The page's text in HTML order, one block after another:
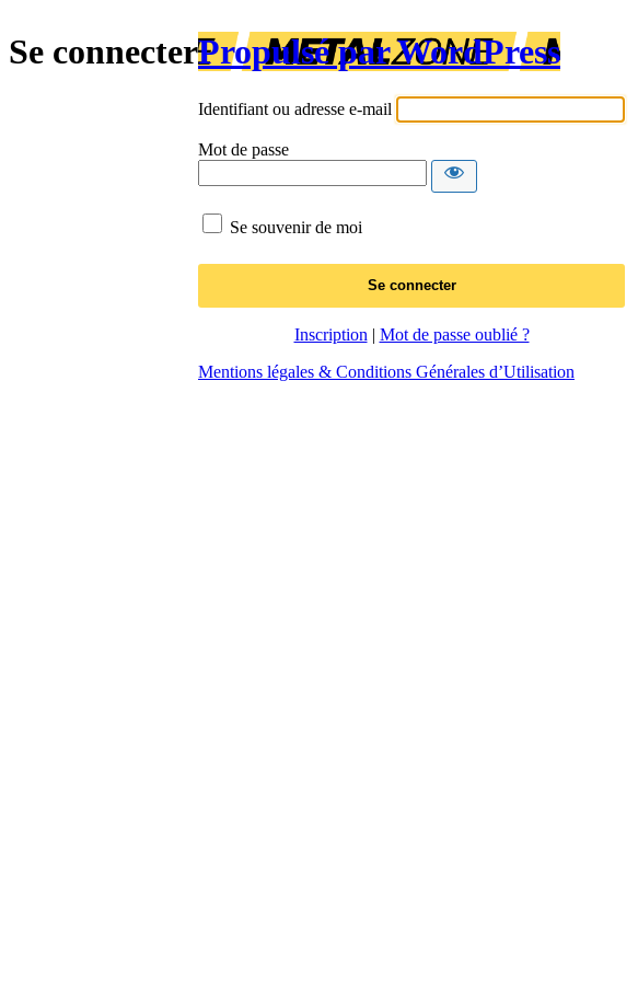
Se connecterPropulsé par WordPress
Identifiant ou adresse e-mail
Mot de passe
Se souvenir de moi
Inscription | Mot de passe oublié ?
Mentions légales & Conditions Générales d’Utilisation